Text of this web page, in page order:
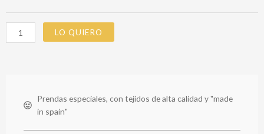
LO QUIERO
Prendas especiales, con tejidos de alta calidad y "made
in spain"